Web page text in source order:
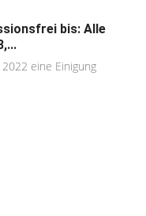
bis: Alle
eine Einigung